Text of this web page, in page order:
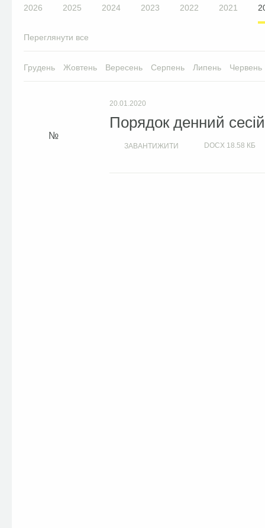
2026 2025 2024 2023 2022 2021
Переглянути все
Грудень Жовтень Вересень Серпень Липень Червень
20.01.2020
Порядок денний
ЗАВАНТИЖИТИ DOCX 18.58 КБ